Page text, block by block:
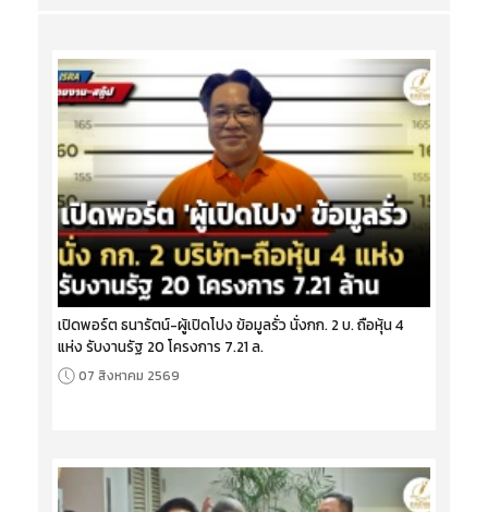
เปิดพอร์ต ธนารัตน์-ผู้เปิดโปง ข้อมูลรั่ว นั่งกก. 2 บ. ถือหุ้น 4
แห่ง รับงานรัฐ 20 โครงการ 7.21 ล.
07 สิงหาคม 2569